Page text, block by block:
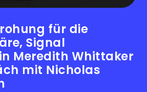
für die
Signal
Meredith Whittaker
mit Nicholas